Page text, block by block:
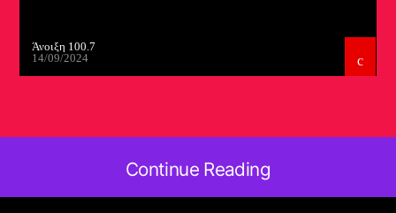
Άνοιξη 100.7
14/09/2024
Continue Reading